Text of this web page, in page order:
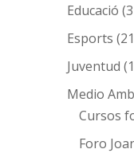
Educació
Esports
Juventud
Medio
Cursos
Foro